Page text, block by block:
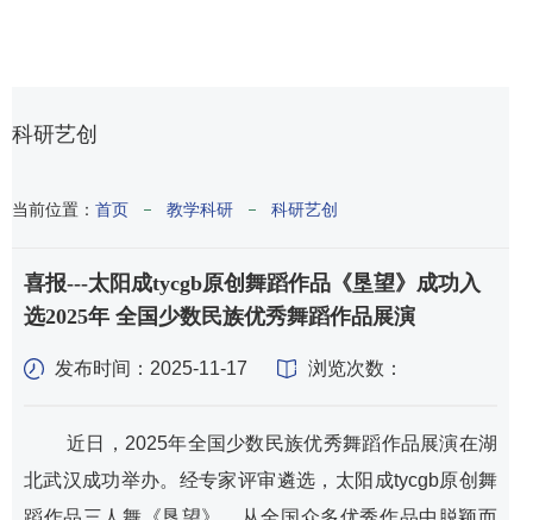
科研艺创
当前位置： 首页 教学科研 科研艺创
喜报---​太阳成tycgb原创舞蹈作品《垦望》成功入
选2025年 全国少数民族优秀舞蹈作品展演
发布时间：2025-11-17 浏览次数：
近日，2025年全国少数民族优秀舞蹈作品展演在湖
北武汉成功举办。经专家评审遴选，​太阳成tycgb原创舞